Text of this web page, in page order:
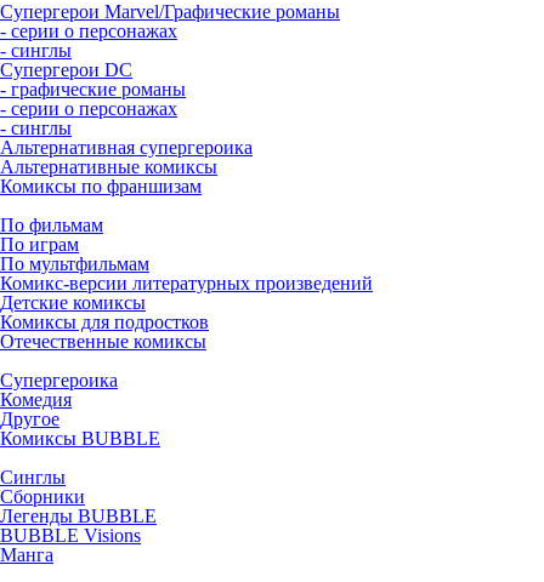
Супергерои Marvel/Графические романы
- серии о персонажах
- синглы
Супергерои DC
- графические романы
- серии о персонажах
- синглы
Альтернативная супергероика
Альтернативные комиксы
Комиксы по франшизам
По фильмам
По играм
По мультфильмам
Комикс-версии литературных произведений
Детские комиксы
Комиксы для подростков
Отечественные комиксы
Супергероика
Комедия
Другое
Комиксы BUBBLE
Синглы
Сборники
Легенды BUBBLE
BUBBLE Visions
Манга